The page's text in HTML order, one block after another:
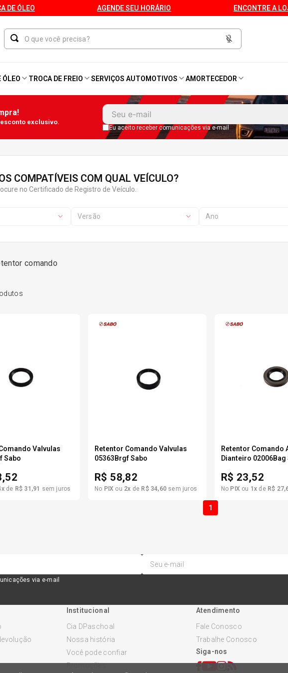
DE ÓLEO AGENDE SEU HORÁRIO ENCONTRE A
ÓLEO TROCA DE FREIO SERVIÇOS AUTOMOTIVOS AMORTECEDOR
exclusivo.
Eu aceito receber comunicações via e-mail
COMPATÍVEIS COM QUAL VEÍCULO?
no Certificado de Registro de Veículo.
Versão Ano
comando
Valvulas
Sabo
xde R$ 31 ,91 sem juros
Retentor Comando Valvulas
05363Brgf Sabo
R$ 58,82
No PIX ou 2x de R$ 34,60sem juros
Retentor Comando
Dianteiro 02006Bag
R$ 23,52
No PIX ou 1x de R$ 27,
1
via e-mail
Institucional
Cia DPaschoal
Nossa história
Você pode confiar
Promoções
Atendimento
Fale Conosco
Trabalhe Conosco
Siga-nos
1º Kit 4 Pneu
2º Kit Pneu
3º Bproauto
4º 175 65r14
Kit 4 Pneu Xbri Aro 13
10º